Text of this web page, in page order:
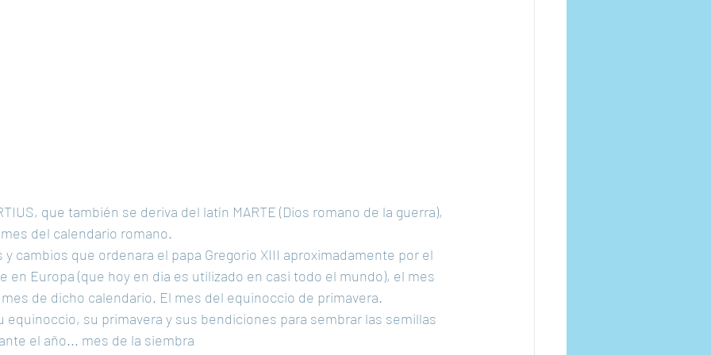
que también se deriva del latín MARTE (Dios romano de la guerra),
del calendario romano.
cambios que ordenara el papa Gregorio XIII aproximadamente por el
en Europa (que hoy en dia es utilizado en casi todo el mundo), el mes
de dicho calendario. El mes del equinoccio de primavera.
equinoccio, su primavera y sus bendiciones para sembrar las semillas
el año... mes de la siembra